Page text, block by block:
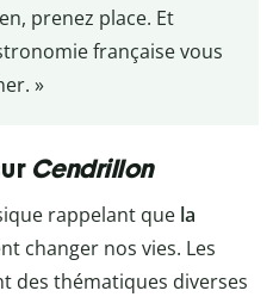
prenez place. Et
française vous
»
Cendrillon
rappelant que la
changer nos vies. Les
des thématiques diverses